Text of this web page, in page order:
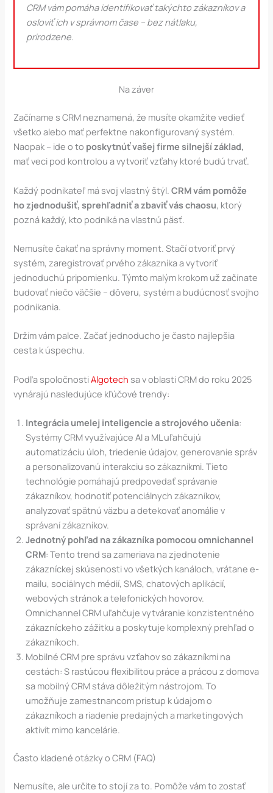
CRM vám pomáha identifikovať takýchto zákazníkov a
osloviť ich v správnom čase – bez nátlaku,
prirodzene.
Na záver
Začíname s CRM neznamená, že musíte okamžite vedieť
všetko alebo mať perfektne nakonfigurovaný systém.
Naopak – ide o to poskytnúť vašej firme silnejší základ,
mať veci pod kontrolou a vytvoriť vzťahy ktoré budú trvať.
Každý podnikateľ má svoj vlastný štýl.CRM vám pomôže
ho zjednodušiť, sprehľadniť a zbaviť vás chaosu, ktorý
pozná každý, kto podniká na vlastnú päsť.
Nemusíte čakať na správny moment. Stačí otvoriť prvý
systém, zaregistrovať prvého zákazníka a vytvoriť
jednoduchú pripomienku. Týmto malým krokom už začínate
budovať niečo väčšie – dôveru, systém a budúcnosť svojho
podnikania.
Držím vám palce. Začať jednoducho je často najlepšia
cesta k úspechu.
Podľa spoločnostiAlgotech sa v oblasti CRM do roku 2025
vynárajú nasledujúce kľúčové trendy:
Integrácia umelej inteligencie a strojového učenia:
Systémy CRM využívajúce AI a ML uľahčujú
automatizáciu úloh, triedenie údajov, generovanie správ
a personalizovanú interakciu so zákazníkmi. Tieto
technológie pomáhajú predpovedať správanie
zákazníkov, hodnotiť potenciálnych zákazníkov,
analyzovať spätnú väzbu a detekovať anomálie v
správaní zákazníkov​.
Jednotný pohľad na zákazníka pomocou omnichannel
CRM: Tento trend sa zameriava na zjednotenie
zákazníckej skúsenosti vo všetkých kanáloch, vrátane e-
mailu, sociálnych médií, SMS, chatových aplikácií,
webových stránok a telefonických hovorov.
Omnichannel CRM uľahčuje vytváranie konzistentného
zákazníckeho zážitku a poskytuje komplexný prehľad o
zákazníkoch​.
Mobilné CRM pre správu vzťahov so zákazníkmi na
cestách: S rastúcou flexibilitou práce a prácou z domova
sa mobilný CRM stáva dôležitým nástrojom. To
umožňuje zamestnancom prístup k údajom o
zákazníkoch a riadenie predajných a marketingových
aktivít mimo kancelárie.
Často kladené otázky o CRM (FAQ)
Nemusíte, ale určite to stojí za to. Pomôže vám to zostať